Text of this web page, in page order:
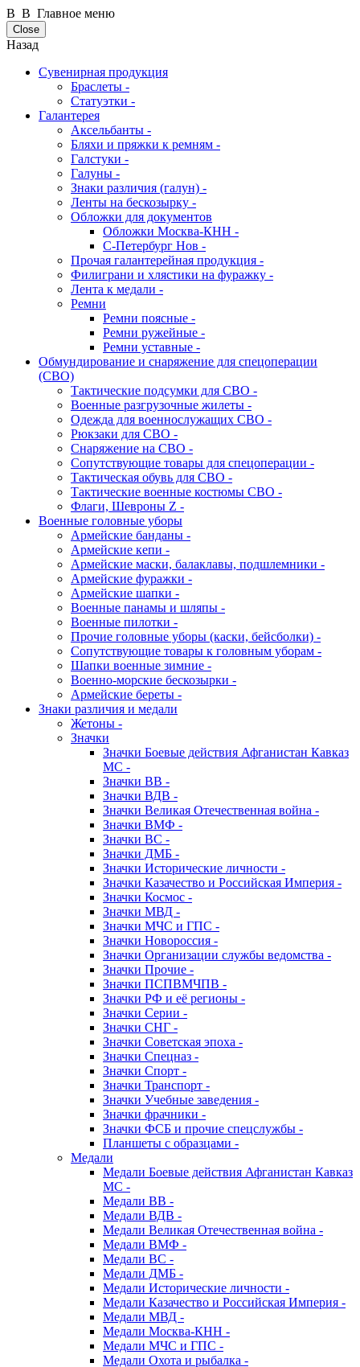
В В Главное меню
Close
Назад
Сувенирная продукция
Браслеты -
Статуэтки -
Галантерея
Аксельбанты -
Бляхи и пряжки к ремням -
Галстуки -
Галуны -
Знаки различия (галун) -
Ленты на бескозырку -
Обложки для документов
Обложки Москва-КНН -
С-Петербург Нов -
Прочая галантерейная продукция -
Филиграни и хлястики на фуражку -
Лента к медали -
Ремни
Ремни поясные -
Ремни ружейные -
Ремни уставные -
Обмундирование и снаряжение для спецоперации
(СВО)
Тактические подсумки для СВО -
Военные разгрузочные жилеты -
Одежда для военнослужащих СВО -
Рюкзаки для СВО -
Снаряжение на СВО -
Сопутствующие товары для спецоперации -
Тактическая обувь для СВО -
Тактические военные костюмы СВО -
Флаги, Шевроны Z -
Военные головные уборы
Армейские банданы -
Армейские кепи -
Армейские маски, балаклавы, подшлемники -
Армейские фуражки -
Армейские шапки -
Военные панамы и шляпы -
Военные пилотки -
Прочие головные уборы (каски, бейсболки) -
Сопутствующие товары к головным уборам -
Шапки военные зимние -
Военно-морские бескозырки -
Армейские береты -
Знаки различия и медали
Жетоны -
Значки
Значки Боевые действия Афганистан Кавказ
МС -
Значки ВВ -
Значки ВДВ -
Значки Великая Отечественная война -
Значки ВМФ -
Значки ВС -
Значки ДМБ -
Значки Исторические личности -
Значки Казачество и Российская Империя -
Значки Космос -
Значки МВД -
Значки МЧС и ГПС -
Значки Новороссия -
Значки Организации службы ведомства -
Значки Прочие -
Значки ПСПВМЧПВ -
Значки РФ и её регионы -
Значки Серии -
Значки СНГ -
Значки Советская эпоха -
Значки Спецназ -
Значки Спорт -
Значки Транспорт -
Значки Учебные заведения -
Значки фрачники -
Значки ФСБ и прочие спецслужбы -
Планшеты с образцами -
Медали
Медали Боевые действия Афганистан Кавказ
МС -
Медали ВВ -
Медали ВДВ -
Медали Великая Отечественная война -
Медали ВМФ -
Медали ВС -
Медали ДМБ -
Медали Исторические личности -
Медали Казачество и Российская Империя -
Медали МВД -
Медали Москва-КНН -
Медали МЧС и ГПС -
Медали Охота и рыбалка -